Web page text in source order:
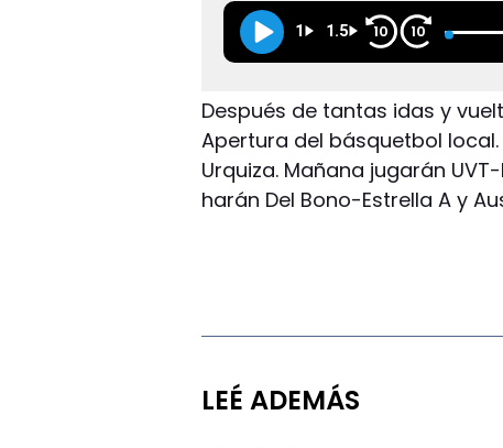
1 1.5 10 10
Después de tantas idas y
Apertura del básquetbol
Urquiza. Mañana jugarán
harán Del Bono-Estrella A y
LEÉ ADEMÁS